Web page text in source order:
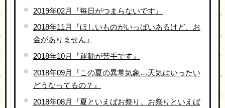
2019年02月『毎日がつまらないです』
2018年11月『ほしいものがいっぱいあるけど、お
金がありません』
2018年10月『運動が苦手です』
2018年09月『この夏の異常気象…天気はいったい
どうなってるの？』
2018年08月『夏といえばお祭り。お祭りといえば